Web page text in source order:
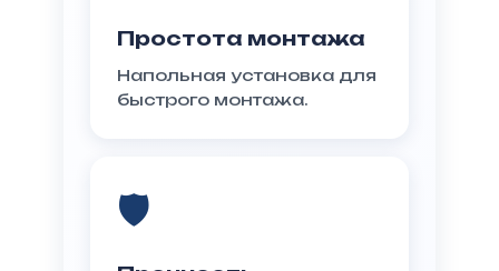
Простота монтажа
Напольная установка для
быстрого монтажа.
🛡️